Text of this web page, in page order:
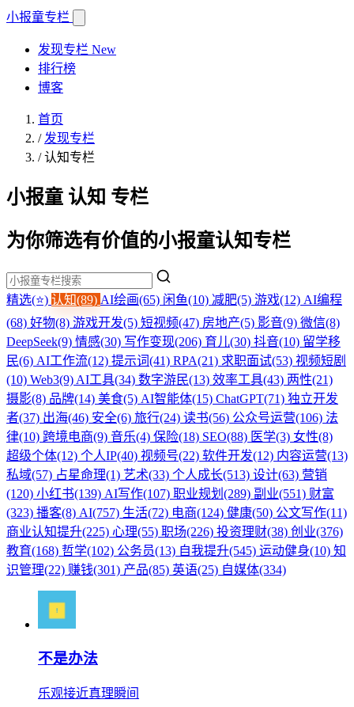
小报童专栏
发现专栏 New
排行榜
博客
首页
/ 发现专栏
/认知专栏
小报童 认知 专栏
为你筛选有价值的小报童认知专栏
精选(⭐) 认知(89) AI绘画(65) 闲鱼(10) 减肥(5) 游戏(12) AI编程
(68) 好物(8) 游戏开发(5) 短视频(47) 房地产(5) 影音(9) 微信(8)
DeepSeek(9) 情感(30) 写作变现(206) 育儿(30) 抖音(10) 留学移
民(6) AI工作流(12) 提示词(41) RPA(21) 求职面试(53) 视频短剧
(10) Web3(9) AI工具(34) 数字游民(13) 效率工具(43) 两性(21)
摄影(8) 品牌(14) 美食(5) AI智能体(15) ChatGPT(71) 独立开发
者(37) 出海(46) 安全(6) 旅行(24) 读书(56) 公众号运营(106) 法
律(10) 跨境电商(9) 音乐(4) 保险(18) SEO(88) 医学(3) 女性(8)
超级个体(12) 个人IP(40) 视频号(22) 软件开发(12) 内容运营(13)
私域(57) 占星命理(1) 艺术(33) 个人成长(513) 设计(63) 营销
(120) 小红书(139) AI写作(107) 职业规划(289) 副业(551) 财富
(323) 播客(8) AI(757) 生活(72) 电商(124) 健康(50) 公文写作(11)
商业认知提升(225) 心理(55) 职场(226) 投资理财(38) 创业(376)
教育(168) 哲学(102) 公务员(13) 自我提升(545) 运动健身(10) 知
识管理(22) 赚钱(301) 产品(85) 英语(25) 自媒体(334)
不是办法
乐观接近真理瞬间